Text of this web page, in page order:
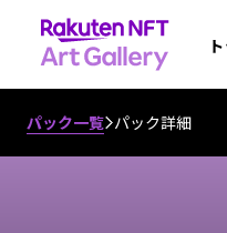
パック一覧 パック詳細